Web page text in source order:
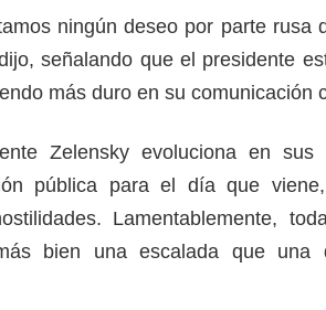
ningún deseo por parte rusa
señalando que el presidente
más duro en su comunicación
Zelensky evoluciona en
pública para el día que
Lamentablemente,
bien una escalada que una